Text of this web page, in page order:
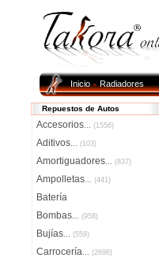
Inicio»Radiadores
Repuestos de Autos
Accesorios... (1556)
Aditivos... (103)
Amortiguadores... (837)
Ampolletas... (441)
Batería
Bombas... (958)
Bujías... (559)
Carrocería... (2696)